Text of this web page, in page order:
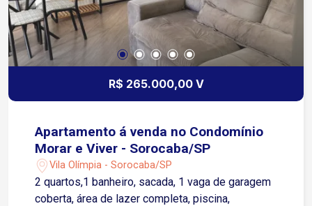
R$ 265.000,00 V
Apartamento á venda no Condomínio
Morar e Viver - Sorocaba/SP
Vila Olímpia - Sorocaba/SP
2 quartos,1 banheiro, sacada, 1 vaga de garagem
coberta, área de lazer completa, piscina,